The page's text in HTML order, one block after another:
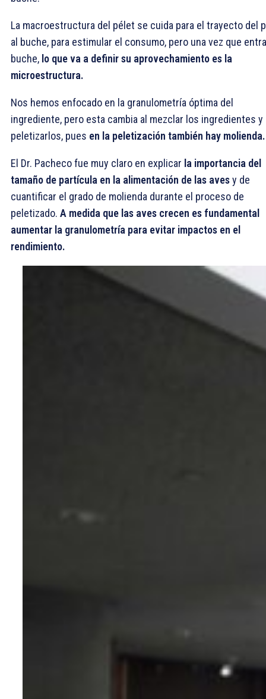
La macroestructura del pélet se cuida para el trayecto del
al buche, para estimular el consumo, pero una vez que
buche, lo que va a definir su aprovechamiento es la
microestructura.
Nos hemos enfocado en la granulometría óptima del
ingrediente, pero esta cambia al mezclar los ingredientes y
peletizarlos, pues en la peletización también hay molienda.
El Dr. Pacheco fue muy claro en explicar la importancia del
tamaño de partícula en la alimentación de las avesy de
cuantificar el grado de molienda durante el proceso de
peletizado. A medida que las aves crecen es fundamental
aumentar la granulometría para evitar impactos en el
rendimiento.